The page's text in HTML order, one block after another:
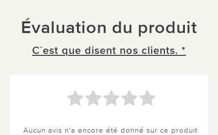
Évaluation du produit
C´est que disent nos clients. *
Aucun avis n'a encore été donné sur ce produit.